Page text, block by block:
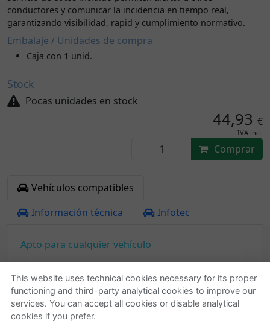
conductores y comunicar la incidencia en tiempo real,
garantizando visibilidad, rapid y cumplimiento normativo.
Embalaje / Unidades de compra
Caja con 1 unid.
Stock
Pocas unidades en stock
44,93 €
IVA incl.
Comprar
Vehículos compatibles
Información técnica
Infotec
Apto para cualquier vehículo
Quienes somos
Empresa
Ayuda
This website uses technical cookies necessary for its proper
functioning and third-party analytical cookies to improve our
services. You can accept all cookies or disable analytical
cookies if you prefer.